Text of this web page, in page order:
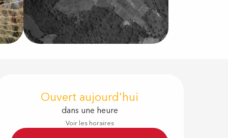
Ouverture
Ouvert aujourd'hui
dans une heure
Voir les horaires